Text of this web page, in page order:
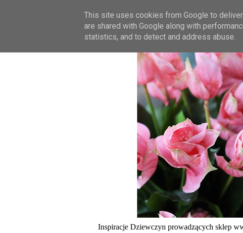
Inspiracje Dziewczyn prowadzących sklep
This site uses cookies from Google to
are shared with Google along with
statistics, and to detect and address abuse.